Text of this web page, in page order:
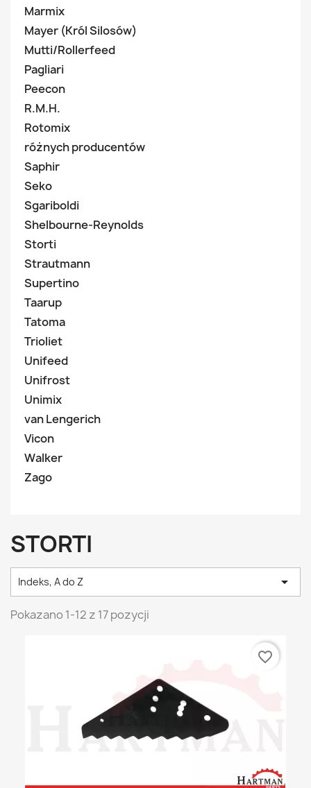
Marmix
Mayer (Król Silosów)
Mutti/Rollerfeed
Pagliari
Peecon
R.M.H.
Rotomix
różnych producentów
Saphir
Seko
Sgariboldi
Shelbourne-Reynolds
Storti
Strautmann
Supertino
Taarup
Tatoma
Trioliet
Unifeed
Unifrost
Unimix
van Lengerich
Vicon
Walker
Zago
STORTI
Indeks, A do Z 
Pokazano 1-12 z 17 pozycji
favorite_border